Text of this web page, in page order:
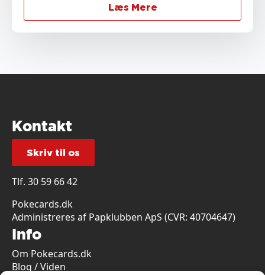
Læs Mere
Kontakt
Skriv til os
Tlf. 30 59 66 42
Pokecards.dk
Administreres af Papklubben ApS (CVR: 40704647)
Info
Om Pokecards.dk
Blog / Viden